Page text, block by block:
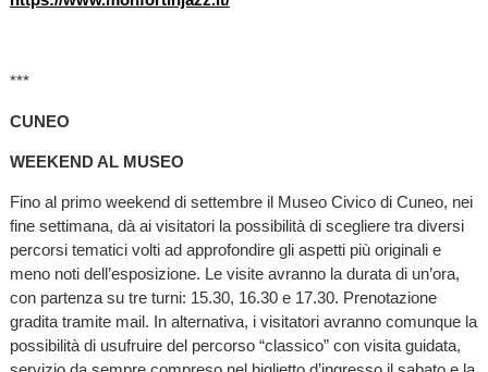
***
CUNEO
WEEKEND AL MUSEO
Fino al primo weekend di settembre il Museo Civico di Cuneo, nei
fine settimana, dà ai visitatori la possibilità di scegliere tra diversi
percorsi tematici volti ad approfondire gli aspetti più originali e
meno noti dell’esposizione. Le visite avranno la durata di un’ora,
con partenza su tre turni: 15.30, 16.30 e 17.30. Prenotazione
gradita tramite mail. In alternativa, i visitatori avranno comunque la
possibilità di usufruire del percorso “classico” con visita guidata,